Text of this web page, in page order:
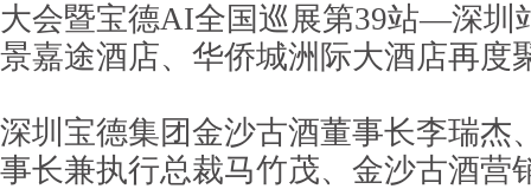
大会暨宝德AI全国巡展第39站—深圳
景嘉途酒店、华侨城洲际大酒店再度
深圳宝德集团金沙古酒董事长李瑞杰
事长兼执行总裁马竹茂、金沙古酒营